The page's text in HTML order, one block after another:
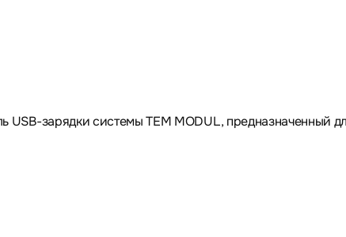
USB-зарядки системы TEM MODUL, предназначенный